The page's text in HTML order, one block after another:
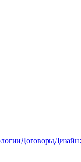
ДоговорыДизайн: